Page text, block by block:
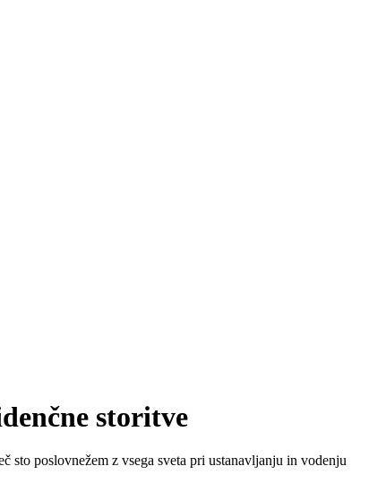
storitve
sto poslovnežem z vsega sveta pri ustanavljanju in vodenju